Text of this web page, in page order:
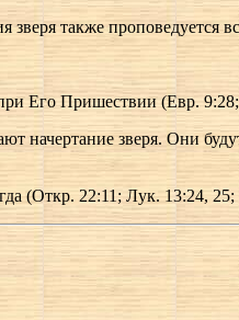
также проповедуется
Его Пришествии (Евр.
начертание зверя. Они
(Откр. 22:11; Лук. 13:24,